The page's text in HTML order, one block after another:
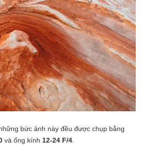
bức ảnh này đều được chụp bằng
và ống kính 12-24 F/4.